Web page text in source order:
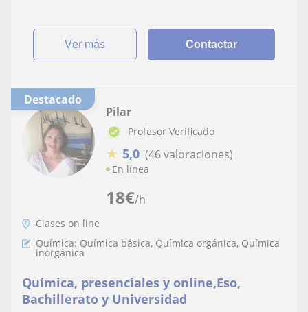
ver más Contactar
Destacado
18€/h
Pilar
Profesor Verificado
★ 5,0 (46 valoraciones)
En línea
Clases on line
Química: Química básica, Química orgánica, Química
inorgánica
Química, presenciales y online,Eso,
Bachillerato y Universidad